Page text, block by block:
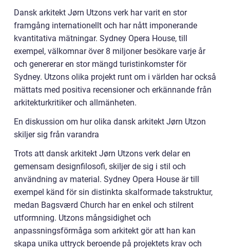
Dansk arkitekt Jørn Utzons verk har varit en stor
framgång internationellt och har nått imponerande
kvantitativa mätningar. Sydney Opera House, till
exempel, välkomnar över 8 miljoner besökare varje år
och genererar en stor mängd turistinkomster för
Sydney. Utzons olika projekt runt om i världen har också
mättats med positiva recensioner och erkännande från
arkitekturkritiker och allmänheten.
En diskussion om hur olika dansk arkitekt Jørn Utzon
skiljer sig från varandra
Trots att dansk arkitekt Jørn Utzons verk delar en
gemensam designfilosofi, skiljer de sig i stil och
användning av material. Sydney Opera House är till
exempel känd för sin distinkta skalformade takstruktur,
medan Bagsværd Church har en enkel och stilrent
utformning. Utzons mångsidighet och
anpassningsförmåga som arkitekt gör att han kan
skapa unika uttryck beroende på projektets krav och